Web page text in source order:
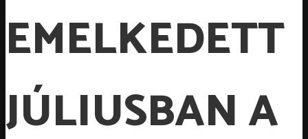
EMELKEDETT
JÚLIUSBAN A